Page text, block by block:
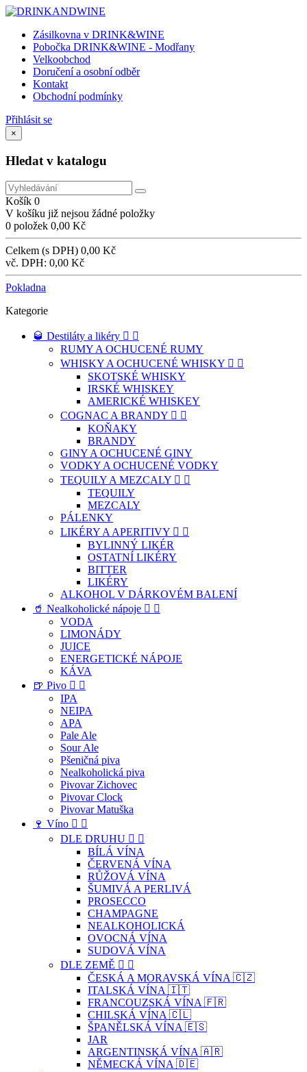
Zásilkovna v DRINK&WINE
Pobočka DRINK&WINE - Modřany
Velkoobchod
Doručení a osobní odběr
Kontakt
Obchodní podmínky
Přihlásit se
×
Hledat v katalogu
Košík 0
V košíku již nejsou žádné položky
0 položek 0,00 Kč
Celkem (s DPH) 0,00 Kč
vč. DPH: 0,00 Kč
Pokladna
Kategorie
🥃 Destiláty a likéry  
RUMY A OCHUCENÉ RUMY
WHISKY A OCHUCENÉ WHISKY  
SKOTSKÉ WHISKY
IRSKÉ WHISKEY
AMERICKÉ WHISKEY
COGNAC A BRANDY  
KOŇAKY
BRANDY
GINY A OCHUCENÉ GINY
VODKY A OCHUCENÉ VODKY
TEQUILY A MEZCALY  
TEQUILY
MEZCALY
PÁLENKY
LIKÉRY A APERITIVY  
BYLINNÝ LIKÉR
OSTATNÍ LIKÉRY
BITTER
LIKÉRY
ALKOHOL V DÁRKOVÉM BALENÍ
🥤 Nealkoholické nápoje  
VODA
LIMONÁDY
JUICE
ENERGETICKÉ NÁPOJE
KÁVA
🍺 Pivo  
IPA
NEIPA
APA
Pale Ale
Sour Ale
Pšeničná piva
Nealkoholická piva
Pivovar Zichovec
Pivovar Clock
Pivovar Matuška
🍷 Víno  
DLE DRUHU  
BÍLÁ VÍNA
ČERVENÁ VÍNA
RŮŽOVÁ VÍNA
ŠUMIVÁ A PERLIVÁ
PROSECCO
CHAMPAGNE
NEALKOHOLICKÁ
OVOCNÁ VÍNA
SUDOVÁ VÍNA
DLE ZEMĚ  
ČESKÁ A MORAVSKÁ VÍNA 🇨🇿
ITALSKÁ VÍNA 🇮🇹
FRANCOUZSKÁ VÍNA 🇫🇷
CHILSKÁ VÍNA 🇨🇱
ŠPANĚLSKÁ VÍNA 🇪🇸
JAR
ARGENTINSKÁ VÍNA 🇦🇷
NĚMECKÁ VÍNA 🇩🇪